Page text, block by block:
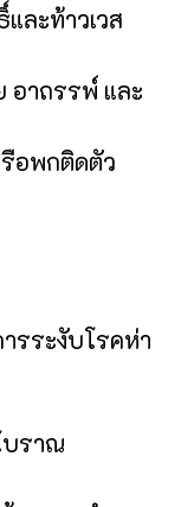
ละท้าวเวส
าถรรพ์ และ
อพกติดตัว
รระงับโรคห่า
บราณ